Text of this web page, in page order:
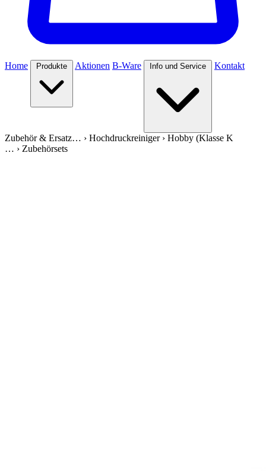
Home Produkte Aktionen B-Ware Info und Service Kontakt
Zubehör & Ersatz… › Hochdruckreiniger› Hobby (Klasse K
… › Zubehörsets